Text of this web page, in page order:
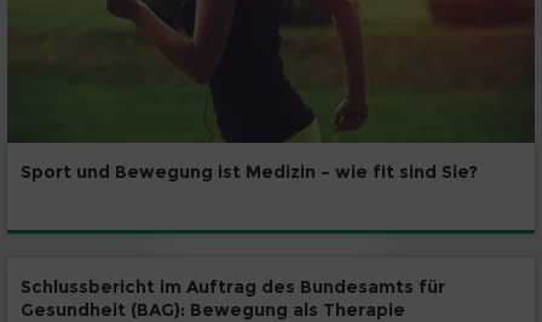
Sport und Bewegung ist Medizin – wie fit sind Sie?
Schlussbericht im Auftrag des Bundesamts für
Gesundheit (BAG): Bewegung als Therapie